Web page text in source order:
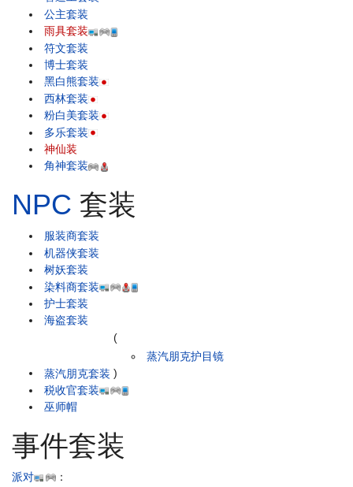
公主套装
雨具套装
符文套装
博士套装
黑白熊套装
西林套装
粉白美套装
多乐套装
神仙装
角神套装
NPC 套装
服装商套装
机器侠套装
树妖套装
染料商套装
护士套装
海盗套装
蒸汽朋克套装
(
蒸汽朋克护目镜
)
税收官套装
巫师帽
事件套装
派对
：